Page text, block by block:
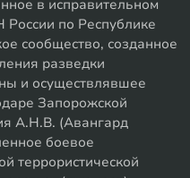
в исправительном
по Республике
сообщество, созданное
разведки
и осуществлявшее
Запорожской
А.Н.В. (Авангард
боевое
террористической